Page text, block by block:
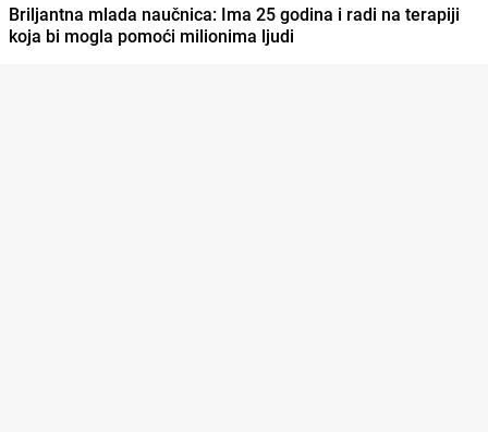
Briljantna mlada naučnica: Ima 25 godina i radi na terapiji
koja bi mogla pomoći milionima ljudi